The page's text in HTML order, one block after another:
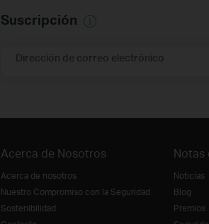
Suscripción
Dirección de correo electrónico
Acerca de Nosotros
Acerca de nosotros
Nuestro Compromiso con la Seguridad
Sostenibilidad
Notas
Noticias
Blog
Premios